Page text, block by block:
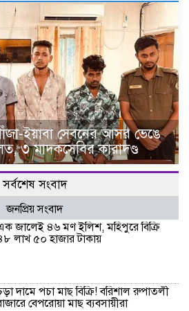
ইয়াবা সেবনের আসর ভেঙে
৩ মাদকসেবির কারাদণ্ড
সর্বশেষ সংবাদ
জনপ্রিয় সংবাদ
জালেই ৪৬ মণ ইলিশ, মহিপুরে বিক্রি
লাখ ৫০ হাজার টাকায়
দামে পচা মাছ বিক্রি! বরিশাল রুপাতলী
বেপরোয়া মাছ ব্যবসায়ীরা